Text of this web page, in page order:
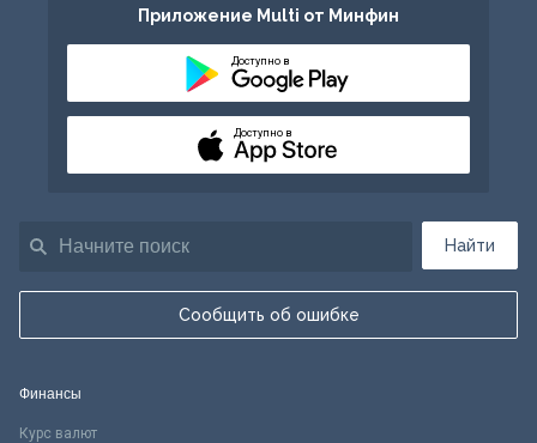
Найти
Сообщить об ошибке
Приложение Multi от Минфин
Доступно в
Доступно в
Финансы
Курс валют